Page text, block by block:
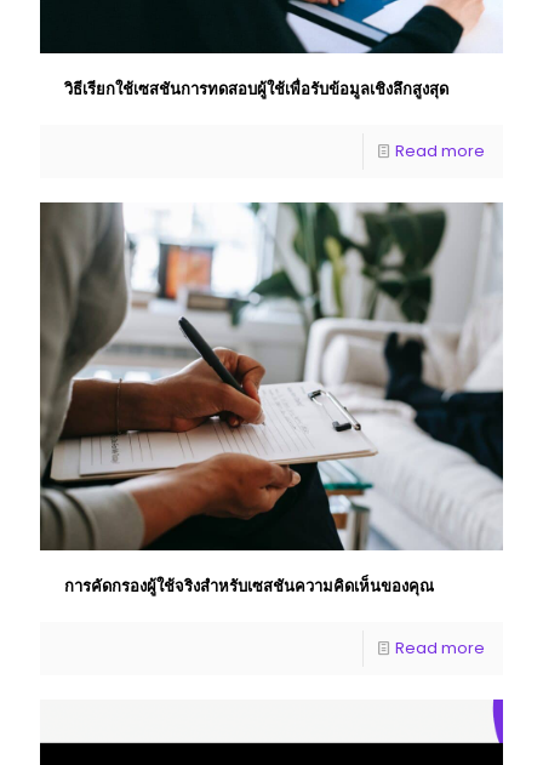
วิธีเรียกใช้เซสชันการทดสอบผู้ใช้เพื่อรับข้อมูลเชิงลึกสูงสุด
Read more
การคัดกรองผู้ใช้จริงสําหรับเซสชันความคิดเห็นของคุณ
Read more